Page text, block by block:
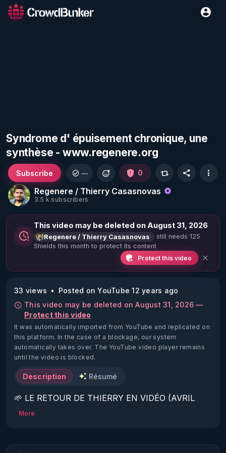
Syndrome d' épuisement chronique, une
synthèse - www.regenere.org
Regenere / Thierry Casasnovas
3.5 k subscribers
Subscribe — 0
This video may be deleted on August 31, 2026
Regenere / Thierry Casasnovas
still needs 125
Shields this month to protect its content
Protect this video
33 views
Posted on YouTube 12 years ago
This video may be deleted on August 31, 2026 —
Protect this video
It was automatically imported from YouTube and replicated on
this platform. In the case of a blockage, our system
automatically takes over. The YouTube video player remains
until the video is blocked.
Description Résumé
🌱 LE RETOUR DE THIERRY EN VIDÉO (AVRIL
2022)!
https://www.rgnr.fr/presentation.html
More